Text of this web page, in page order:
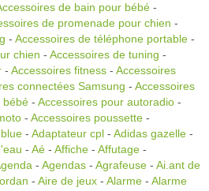
de bain pour bébé -
de promenade pour chien -
- Accessoires de téléphone portable -
chien - Accessoires de tuning -
- Accessoires fitness - Accessoires
connectées Samsung - Accessoires
bébé - Accessoires pour autoradio -
- Accessoires poussette -
- Adaptateur cpl - Adidas gazelle -
- Aé - Affiche - Affutage -
- Agendas - Agrafeuse - Ai.ant de
- Aire de jeux - Alarme - Alarme